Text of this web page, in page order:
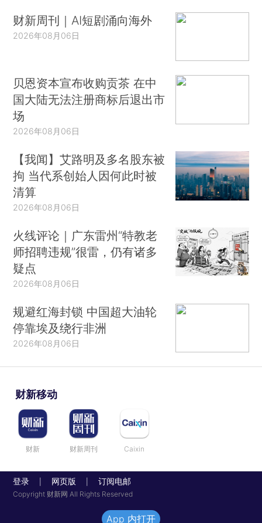
财新周刊｜AI短剧涌向海外
2026年08月06日
贝恩资本宣布收购贡茶 在中
国大陆无法注册商标后退出市
场
2026年08月06日
【我闻】艾路明及多名股东被
拘 当代系创始人因何此时被
清算
2026年08月06日
火线评论｜广东雷州“特教老
师招聘违规”很雷，仍有诸多
疑点
2026年08月06日
规避红海封锁 中国超大油轮
停靠埃及绕行非洲
2026年08月06日
财新移动
财新 财新周刊 Caixin
登录 网页版 订阅电邮
Copyright 财新网 All Rights Reserved
App 内打开